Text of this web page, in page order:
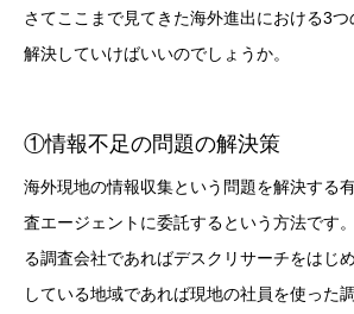
さてここまで見てきた海外進出における3
解決していけばいいのでしょうか。
①情報不足の問題の解決策
海外現地の情報収集という問題を解決する
査エージェントに委託するという方法です
る調査会社であればデスクリサーチをはじ
している地域であれば現地の社員を使った